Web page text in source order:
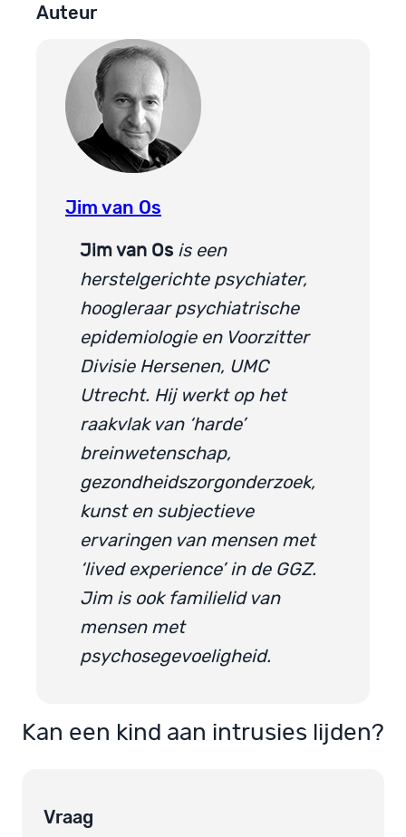
Auteur
Jim van Os
Jim van Os is een
herstelgerichte psychiater,
hoogleraar psychiatrische
epidemiologie en Voorzitter
Divisie Hersenen, UMC
Utrecht. Hij werkt op het
raakvlak van ‘harde’
breinwetenschap,
gezondheidszorgonderzoek,
kunst en subjectieve
ervaringen van mensen met
‘lived experience’ in de GGZ.
Jim is ook familielid van
mensen met
psychosegevoeligheid.
Kan een kind aan intrusies lijden?
Vraag